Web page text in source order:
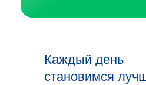
Каждый день
становимся